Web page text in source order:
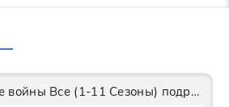
Ментовские войны Все (1-11 Сезоны) подряд Сериал